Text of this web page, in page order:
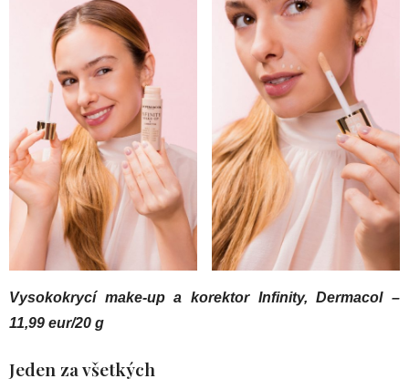
Vysokokrycí make-up a korektor Infinity, Dermacol –
11,99 eur/20 g
Jeden za všetkých